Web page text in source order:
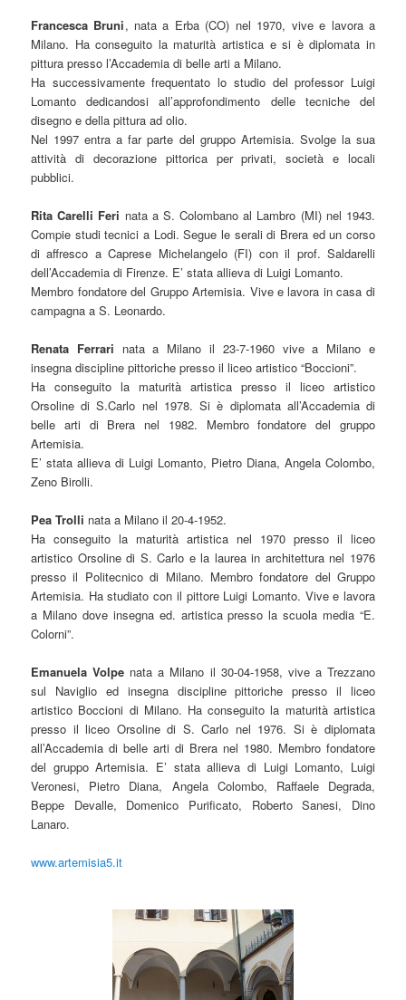
Francesca Bruni, nata a Erba (CO) nel 1970, vive e lavora a
Milano. Ha conseguito la maturità artistica e si è diplomata in
pittura presso l’Accademia di belle arti a Milano.
Ha successivamente frequentato lo studio del professor Luigi
Lomanto dedicandosi all’approfondimento delle tecniche del
disegno e della pittura ad olio.
Nel 1997 entra a far parte del gruppo Artemisia. Svolge la sua
attività di decorazione pittorica per privati, società e locali
pubblici.
Rita Carelli Feri nata a S. Colombano al Lambro (MI) nel 1943.
Compie studi tecnici a Lodi. Segue le serali di Brera ed un corso
di affresco a Caprese Michelangelo (FI) con il prof. Saldarelli
dell’Accademia di Firenze. E’ stata allieva di Luigi Lomanto.
Membro fondatore del Gruppo Artemisia. Vive e lavora in casa di
campagna a S. Leonardo.
Renata Ferrari nata a Milano il 23-7-1960 vive a Milano e
insegna discipline pittoriche presso il liceo artistico “Boccioni”.
Ha conseguito la maturità artistica presso il liceo artistico
Orsoline di S.Carlo nel 1978. Si è diplomata all’Accademia di
belle arti di Brera nel 1982. Membro fondatore del gruppo
Artemisia.
E’ stata allieva di Luigi Lomanto, Pietro Diana, Angela Colombo,
Zeno Birolli.
Pea Trolli nata a Milano il 20-4-1952.
Ha conseguito la maturità artistica nel 1970 presso il liceo
artistico Orsoline di S. Carlo e la laurea in architettura nel 1976
presso il Politecnico di Milano. Membro fondatore del Gruppo
Artemisia. Ha studiato con il pittore Luigi Lomanto. Vive e lavora
a Milano dove insegna ed. artistica presso la scuola media “E.
Colorni”.
Emanuela Volpe nata a Milano il 30-04-1958, vive a Trezzano
sul Naviglio ed insegna discipline pittoriche presso il liceo
artistico Boccioni di Milano. Ha conseguito la maturità artistica
presso il liceo Orsoline di S. Carlo nel 1976. Si è diplomata
all’Accademia di belle arti di Brera nel 1980. Membro fondatore
del gruppo Artemisia. E’ stata allieva di Luigi Lomanto, Luigi
Veronesi, Pietro Diana, Angela Colombo, Raffaele Degrada,
Beppe Devalle, Domenico Purificato, Roberto Sanesi, Dino
Lanaro.
www.artemisia5.it